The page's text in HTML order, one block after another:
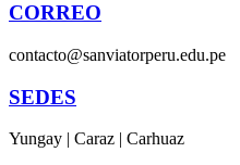
CORREO
contacto@sanviatorperu.edu.pe
SEDES
Yungay | Caraz | Carhuaz